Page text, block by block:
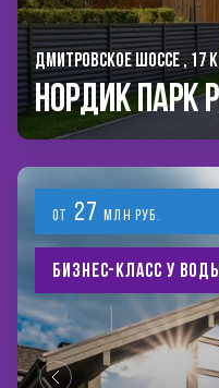
ДМИТРОВСКОЕ ШОССЕ , 17
Нордик Парк
от 27млн руб.
Бизнес-класс у